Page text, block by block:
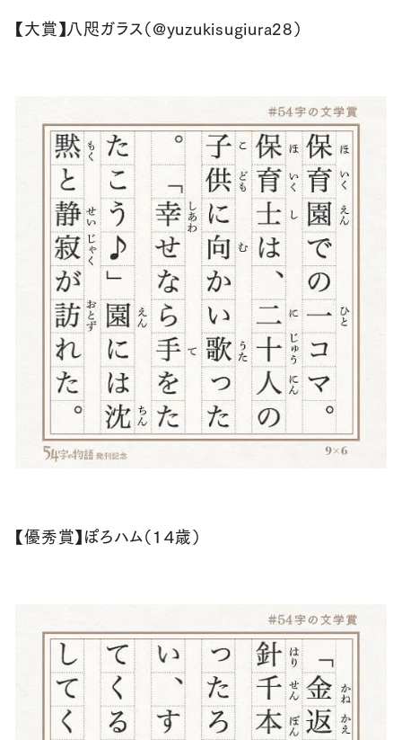
【大賞】八咫ガラス（@yuzukisugiura28）
【優秀賞】ぽろハム（１４歳）